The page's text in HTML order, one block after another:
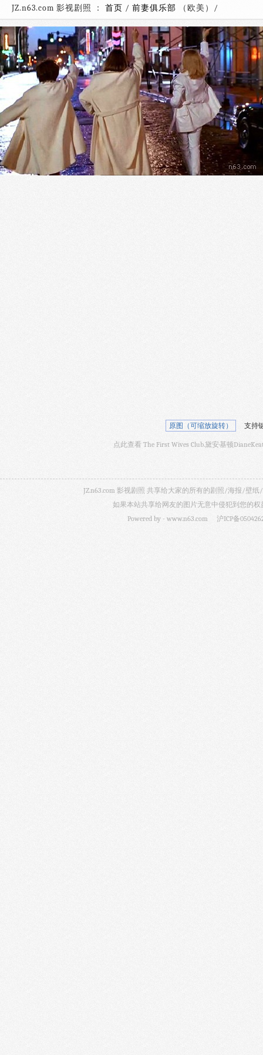
JZ.n63.com 影视剧照 ： 首页 / 前妻俱乐部 （欧美
原图（可缩放旋转） 支持
点此查看 The First Wives Club.黛安·基顿
JZ.n63.com 影视剧照 共享给大家的所有的剧照/海报/壁
如果本站共享给网友的图片无意中侵犯到您的
Powered by - www.n63.com 沪ICP备